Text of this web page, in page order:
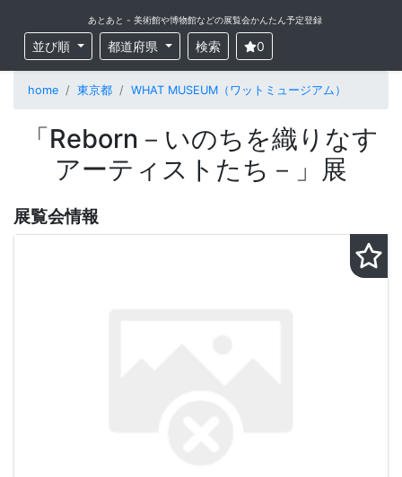
あとあと - 美術館や博物館などの展覧会かんたん予定登録
並び順 都道府県 検索 0
home 東京都 WHAT MUSEUM（ワットミュージアム）
「Reborn－いのちを織りなす
アーティストたち－」展
展覧会情報